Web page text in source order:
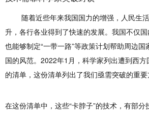
随着近些年来我国国力的增强，人民生
升，各行各业得到了快速的发展。我国不仅
也能够制定“一带一路”等政策计划帮助周边
国的风范。2022年1月，科学家列出遭到西
的清单，这份清单列出了我们亟需突破的重要
在这份清单中，这些“卡脖子”的技术，有部